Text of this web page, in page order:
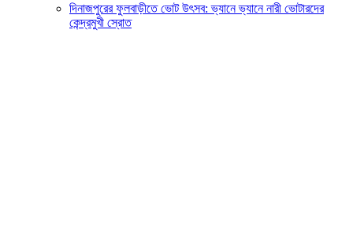
দিনাজপুরের ফুলবাড়ীতে ভোট উৎসব: ভ্যানে ভ্যানে নারী ভোটারদের
কেন্দ্রমুখী স্রোত